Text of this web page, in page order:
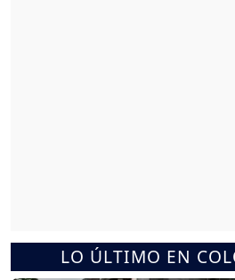
LO ÚLTIMO EN